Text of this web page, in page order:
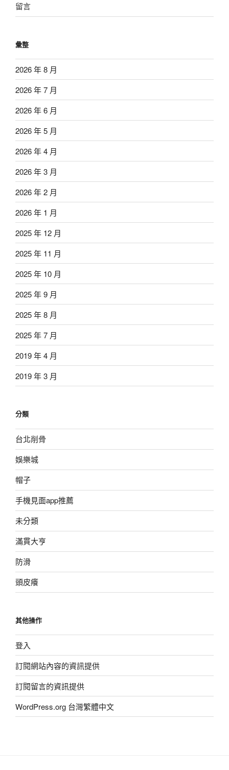
留言
彙整
2026 年 8 月
2026 年 7 月
2026 年 6 月
2026 年 5 月
2026 年 4 月
2026 年 3 月
2026 年 2 月
2026 年 1 月
2025 年 12 月
2025 年 11 月
2025 年 10 月
2025 年 9 月
2025 年 8 月
2025 年 7 月
2019 年 4 月
2019 年 3 月
分類
台北削骨
娛樂城
帽子
手機見面app推薦
未分類
滿貫大亨
防滑
頭皮癢
其他操作
登入
訂閱網站內容的資訊提供
訂閱留言的資訊提供
WordPress.org 台灣繁體中文